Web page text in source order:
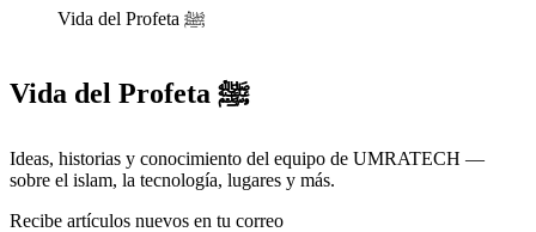
Vida del Profeta ﷺ
Vida del Profeta ﷺ
Ideas, historias y conocimiento del equipo de UMRATECH —
sobre el islam, la tecnología, lugares y más.
Recibe artículos nuevos en tu correo